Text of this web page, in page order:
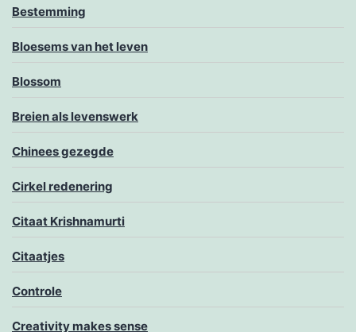
Bestemming
Bloesems van het leven
Blossom
Breien als levenswerk
Chinees gezegde
Cirkel redenering
Citaat Krishnamurti
Citaatjes
Controle
Creativity makes sense